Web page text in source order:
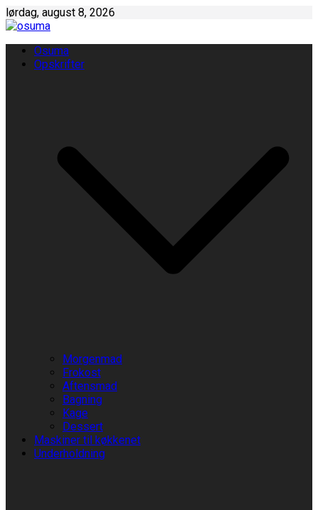
Skip
to
lørdag, august 8, 2026
Osuma
Opskrifter
Morgenmad
Frokost
Aftensmad
Bagning
Kage
Dessert
Maskiner til køkkenet
Underholdning